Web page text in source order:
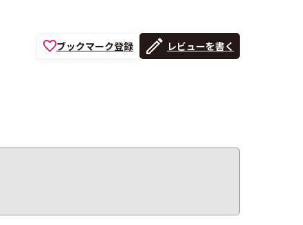
ブックマーク登録 レビューを書く